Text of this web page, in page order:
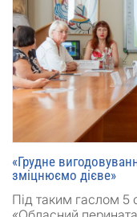
«Грудне
зміцнюємо дієве»
Під таким гаслом